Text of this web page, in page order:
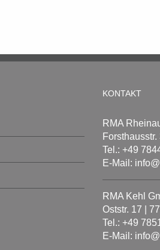
KONTAKT
RMA
Tel.: +49
E-Mail:
RMA Kehl
Oststr. 17 |
Tel.: +49
E-Mail: